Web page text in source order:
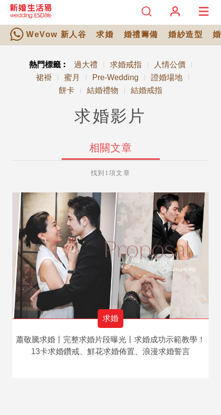
WeVow 新人谷 求婚 婚禮籌備 婚紗造型
熱門標籤︰ 過大禮 求婚戒指 人情公價
裙褂 蜜月 Pre-Wedding 證婚場地
餅卡 結婚禮物 結婚戒指
求婚影片
相關文章
找到1項文章
求婚
蕭敬騰求婚丨完整求婚片段曝光丨求婚成功示範教學！
13卡求婚鑽戒、鮮花求婚佈置、浪漫求婚誓言